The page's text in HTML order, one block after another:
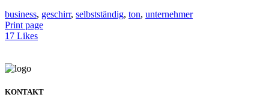
business, geschirr, selbstständig, ton, unternehmer
Print page
17 Likes
KONTAKT